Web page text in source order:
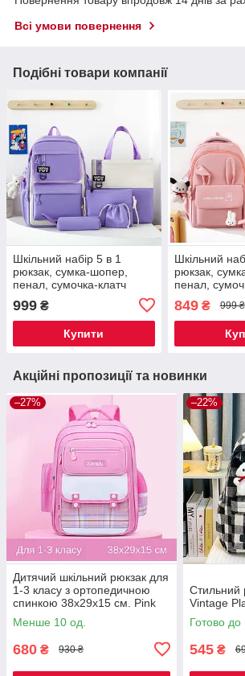
Всі умови повернення
Подібні товари компанії
Шкільний набір 5 в 1
рюкзак, сумка-шопер,
пенал, сумочка-клатч
мішечок рожевий 1309
999 ₴
Купити
Шкільний
рюкзак,
пенал,
через
849₴ 999 ₴
Акційні пропозиції та новинки
–27%
Дитячий шкільний рюкзак для
1-3 класу з ортопедичною
спинкою 38х29х15 см. Pink
Менше 10 од.
680 ₴ 930 ₴
–22%
Стильний
Vintage
Готово до
545 ₴